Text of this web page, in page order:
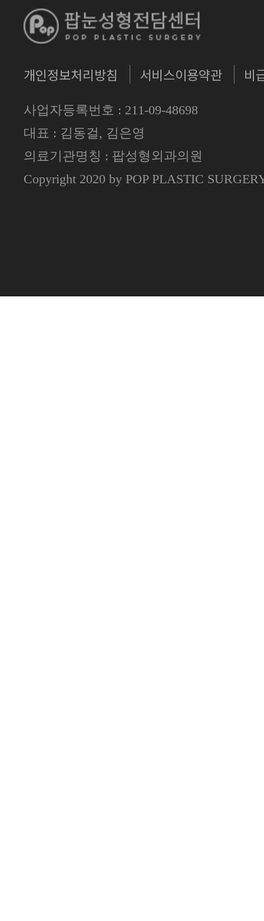
개인정보처리방침 서비스이용약관 비
사업자등록번호 : 211-09-48698
대표 : 김동걸, 김은영
의료기관명칭 : 팝성형외과의원
Copyright 2020 by POP PLASTIC